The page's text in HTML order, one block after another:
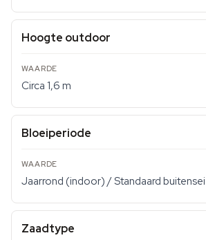
Hoogte outdoor
Circa 1,6 m
Bloeiperiode
Jaarrond (indoor) / Standaard
Zaadtype